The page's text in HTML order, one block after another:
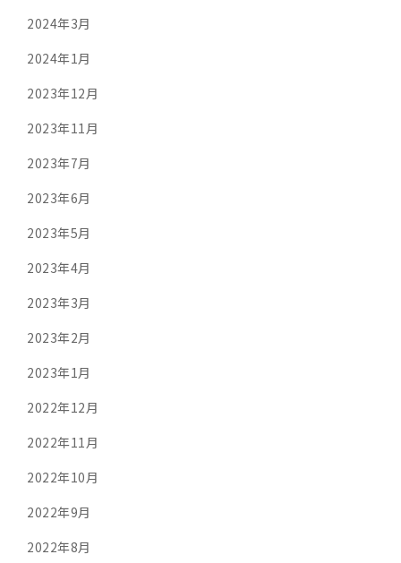
2024年3月
2024年1月
2023年12月
2023年11月
2023年7月
2023年6月
2023年5月
2023年4月
2023年3月
2023年2月
2023年1月
2022年12月
2022年11月
2022年10月
2022年9月
2022年8月